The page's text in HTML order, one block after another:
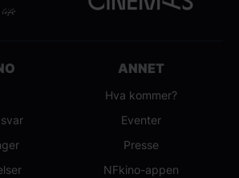
ANNET
Hva kommer?
Eventer
Presse
NFkino-appen